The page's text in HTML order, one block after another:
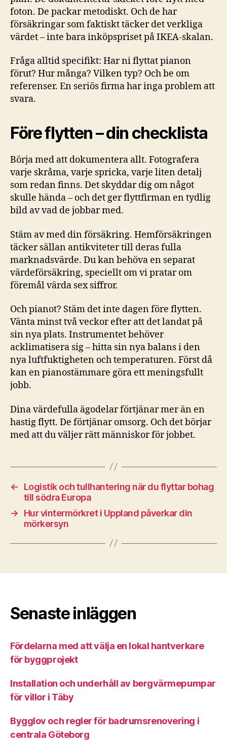
foton. De packar metodiskt. Och de har
försäkringar som faktiskt täcker det verkliga
värdet – inte bara inköpspriset på IKEA-skalan.
Fråga alltid specifikt: Har ni flyttat pianon
förut? Hur många? Vilken typ? Och be om
referenser. En seriös firma har inga problem att
svara.
Före flytten – din checklista
Börja med att dokumentera allt. Fotografera
varje skråma, varje spricka, varje liten detalj
som redan finns. Det skyddar dig om något
skulle hända – och det ger flyttfirman en tydlig
bild av vad de jobbar med.
Stäm av med din försäkring. Hemförsäkringen
täcker sällan antikviteter till deras fulla
marknadsvärde. Du kan behöva en separat
värdeförsäkring, speciellt om vi pratar om
föremål värda sex siffror.
Och pianot? Stäm det inte dagen före flytten.
Vänta minst två veckor efter att det landat på
sin nya plats. Instrumentet behöver
acklimatisera sig – hitta sin nya balans i den
nya luftfuktigheten och temperaturen. Först då
kan en pianostämmare göra ett meningsfullt
jobb.
Dina värdefulla ägodelar förtjänar mer än en
hastig flytt. De förtjänar omsorg. Och det börjar
med att du väljer rätt människor för jobbet.
←
Logistik och tullhantering när du flyttar bohag
till södra Europa
→
Hur vintermörkret i Uppland påverkar din
mörkersyn
Senaste inläggen
Fördelarna med att välja en lokal hantverkare
för byggprojekt
Installation och underhåll av bergvärmepumpar
för villor i Täby
Bygglov och regler för badrumsrenovering i
centrala Göteborg